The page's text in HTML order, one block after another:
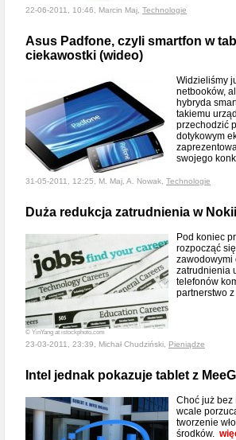
22-06-2011, 10:46, Marcin Maj, Technologie
Asus Padfone, czyli smartfon w
ciekawostki (wideo)
Widzieliśmy
netbooków,
hybryda
takiemu
przechodzić
dotykowym
swojego
31-05-2011, 12:25, M. Maj, A. Nowak, Technologie
Duża redukcja zatrudnienia w
© YinYang at istockphoto.com
Pod koniec
rozpocząć
zawodowymi
zatrudnienia
telefonów
partnerstwo
23-03-2011, 23:39, Michał Chudziński, Pieniądze
Intel jednak pokazuje tablet z
Choć już bez
wcale
tworzenie
środków.